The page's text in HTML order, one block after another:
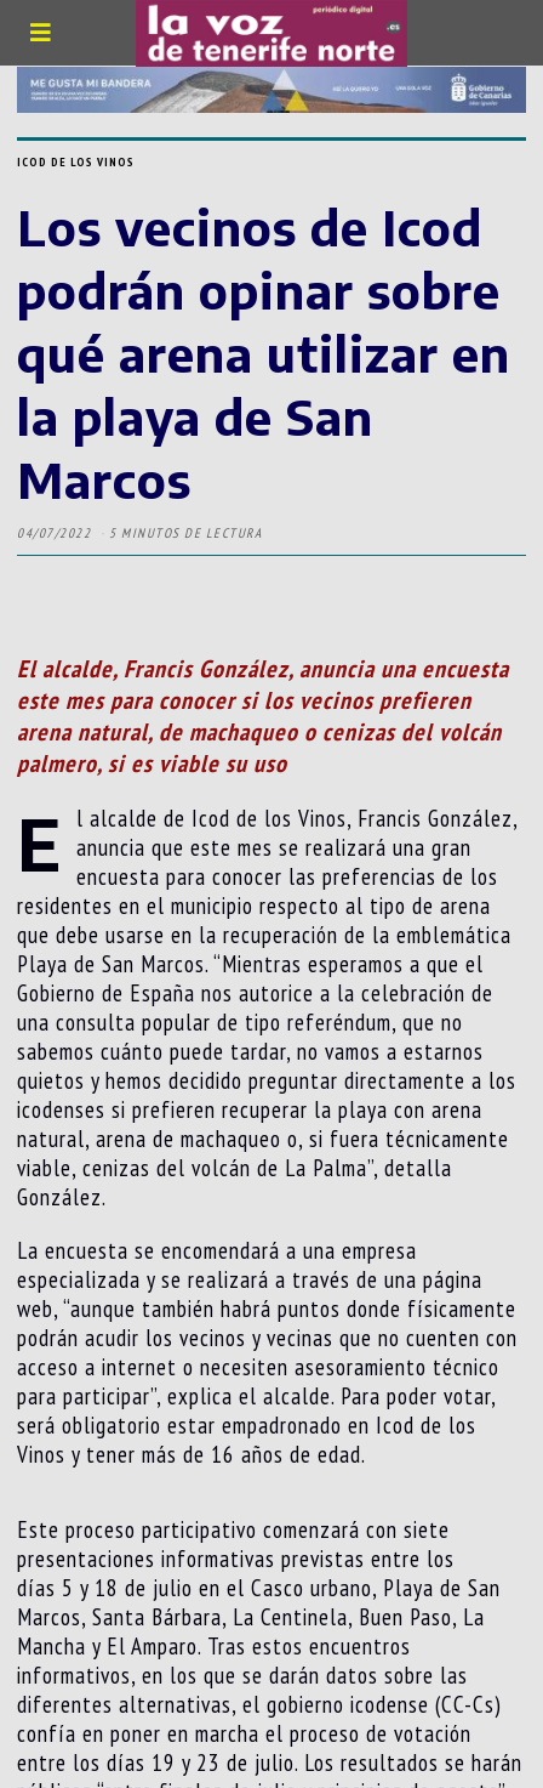
ICOD DE LOS VINOS
Los vecinos de Icod
podrán opinar sobre
qué arena utilizar en
la playa de San
Marcos
04/07/2022 5 MINUTOS DE LECTURA
El alcalde, Francis González, anuncia una encuesta
este mes para conocer si los vecinos prefieren
arena natural, de machaqueo o cenizas del volcán
palmero, si es viable su uso
E
l alcalde de Icod de los Vinos, Francis González,
anuncia que este mes se realizará una gran
encuesta para conocer las preferencias de los
residentes en el municipio respecto al tipo de arena
que debe usarse en la recuperación de la emblemática
Playa de San Marcos. “Mientras esperamos a que el
Gobierno de España nos autorice a la celebración de
una consulta popular de tipo referéndum, que no
sabemos cuánto puede tardar, no vamos a estarnos
quietos y hemos decidido preguntar directamente a los
icodenses si prefieren recuperar la playa con arena
natural, arena de machaqueo o, si fuera técnicamente
viable, cenizas del volcán de La Palma”, detalla
González.
La encuesta se encomendará a una empresa
especializada y se realizará a través de una página
web, “aunque también habrá puntos donde físicamente
podrán acudir los vecinos y vecinas que no cuenten con
acceso a internet o necesiten asesoramiento técnico
para participar”, explica el alcalde. Para poder votar,
será obligatorio estar empadronado en Icod de los
Vinos y tener más de 16 años de edad.
Este proceso participativo comenzará con siete
presentaciones informativas previstas entre los
días 5 y 18 de julio en el Casco urbano, Playa de San
Marcos, Santa Bárbara, La Centinela, Buen Paso, La
Mancha y El Amparo. Tras estos encuentros
informativos, en los que se darán datos sobre las
diferentes alternativas, el gobierno icodense (CC-Cs)
confía en poner en marcha el proceso de votación
entre los días 19 y 23 de julio. Los resultados se harán